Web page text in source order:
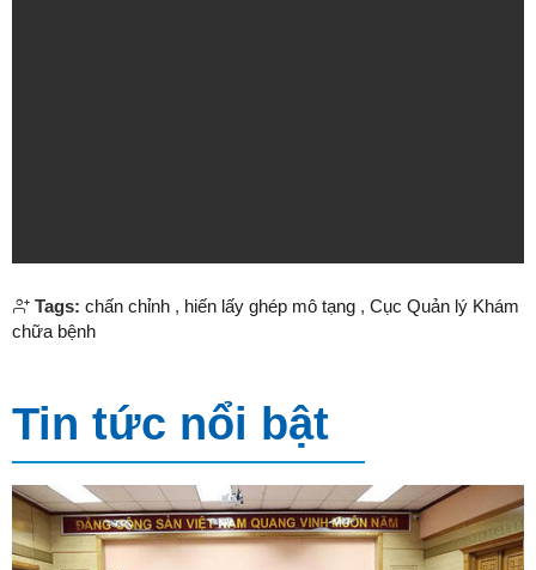
Tags: chấn chỉnh , hiến lấy ghép mô tạng , Cục Quản lý Khám
chữa bệnh
Tin tức nổi bật